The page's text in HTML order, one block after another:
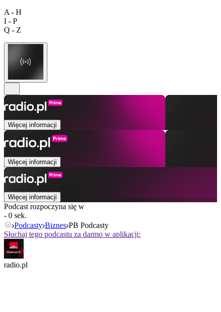
A - H
I - P
Q - Z
Więcej informacji
Więcej informacji
Więcej informacji
Podcast rozpoczyna się w
- 0 sek.
Podcasty Biznes PB Podcasty
Słuchaj tego podcastu za darmo w aplikacji:
radio.pl